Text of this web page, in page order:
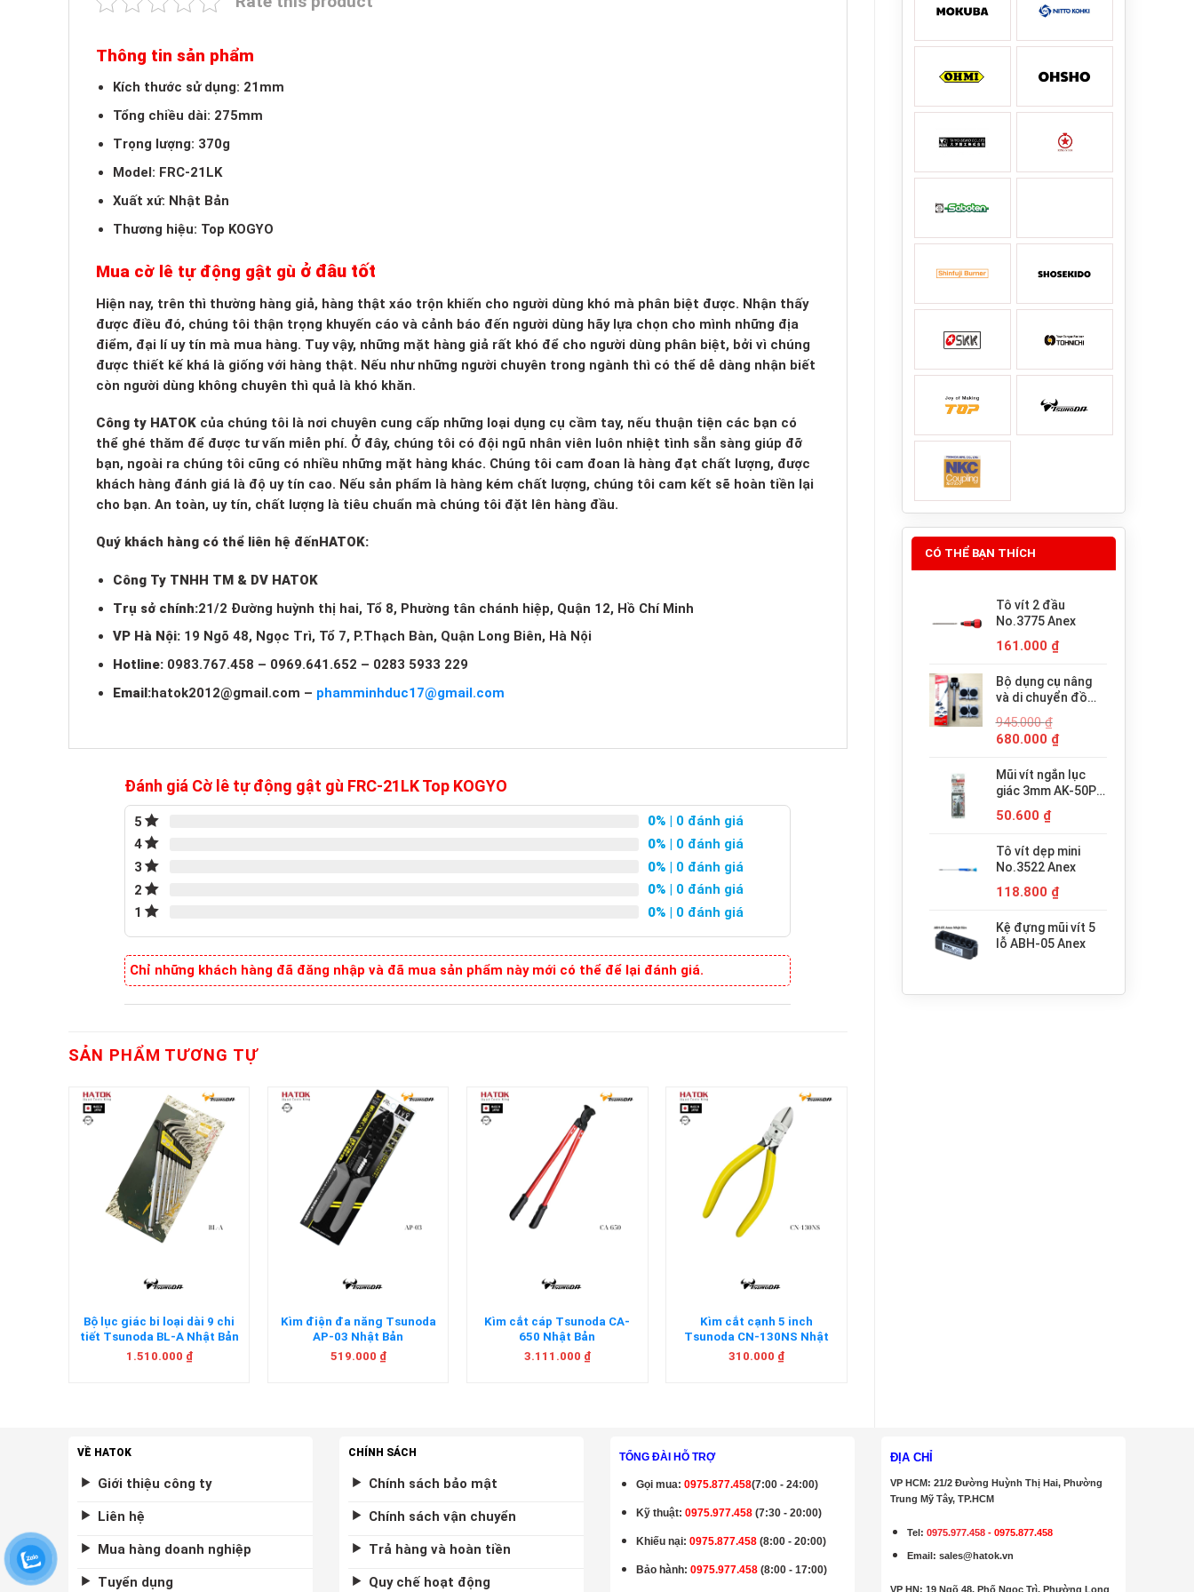
CÓ THỂ BẠN THÍCH
Tô vít 2 đầu
No.3775 Anex
161.000 ₫
Bộ dụng cụ nâng
và di chuyển đồ
minh PICUS LP-
200N
945.000₫
Giá
là:
945.000 ₫.
680.000 ₫Giá
tại
là:
Mũi vít ngắn lục
giác 3mm AK-50P-
50.600 ₫
Tô vít dẹp mini
No.3522 Anex
118.800 ₫
Kệ đựng mũi vít 5
lỗ ABH-05 Anex
Thông tin sản phẩm
Kích thước sử dụng: 21mm
Tổng chiều dài: 275mm
Trọng lượng: 370g
Model: FRC-21LK
Xuất xứ: Nhật Bản
Thương hiệu: Top KOGYO
Mua cờ lê tự động gật gù ở đâu tốt
Hiện nay, trên thì thường hàng giả, hàng thật xáo trộn khiến cho người dùng khó mà phân biệt được. Nhận thấy
được điều đó, chúng tôi thận trọng khuyến cáo và cảnh báo đến người dùng hãy lựa chọn cho mình những địa
điểm, đại lí uy tín mà mua hàng. Tuy vậy, những mặt hàng giả rất khó để cho người dùng phân biệt, bởi vì chúng
được thiết kế khá là giống với hàng thật. Nếu như những người chuyên trong ngành thì có thể dễ dàng nhận biết
còn người dùng không chuyên thì quả là khó khăn.
Công ty HATOK của chúng tôi là nơi chuyên cung cấp những loại dụng cụ cầm tay, nếu thuận tiện các bạn có
thể ghé thăm để được tư vấn miễn phí. Ở đây, chúng tôi có đội ngũ nhân viên luôn nhiệt tình sẵn sàng giúp đỡ
bạn, ngoài ra chúng tôi cũng có nhiều những mặt hàng khác. Chúng tôi cam đoan là hàng đạt chất lượng, được
khách hàng đánh giá là độ uy tín cao. Nếu sản phẩm là hàng kém chất lượng, chúng tôi cam kết sẽ hoàn tiền lại
cho bạn. An toàn, uy tín, chất lượng là tiêu chuẩn mà chúng tôi đặt lên hàng đầu.
Quý khách hàng có thể liên hệ đếnHATOK:
Công Ty TNHH TM & DV HATOK
Trụ sở chính:21/2 Đường huỳnh thị hai, Tổ 8, Phường tân chánh hiệp, Quận 12, Hồ Chí Minh
VP Hà Nội: 19 Ngõ 48, Ngọc Trì, Tổ 7, P.Thạch Bàn, Quận Long Biên, Hà Nội
Hotline: 0983.767.458 – 0969.641.652 – 0283 5933 229
Email:hatok2012@gmail.com – phamminhduc17@gmail.com
Đánh giá Cờ lê tự động gật gù FRC-21LK Top KOGYO
5 0% | 0 đánh giá
4
0% | 0 đánh giá
3
0% | 0 đánh giá
2
0% | 0 đánh giá
1
0% | 0 đánh giá
Chỉ những khách hàng đã đăng nhập và đã mua sản phẩm này mới có thể để lại đánh giá.
SẢN PHẨM TƯƠNG TỰ
Bộ lục giác bi loại dài 9 chi
tiết Tsunoda BL-A Nhật Bản
1.510.000 ₫
Kìm điện đa năng Tsunoda
AP-03 Nhật Bản
519.000 ₫
Kìm cắt cáp Tsunoda CA-
650 Nhật Bản
3.111.000 ₫
Kìm cắt cạnh 5 inch
Tsunoda CN-130NS Nhật
Bản
310.000 ₫
VỀ HATOK
Giới thiệu công ty
Liên hệ
Mua hàng doanh nghiệp
Tuyển dụng
CHÍNH SÁCH
Chính sách bảo mật
Chính sách vận chuyển
Trả hàng và hoàn tiền
Quy chế hoạt động
TỔNG ĐÀI HỖ TRỢ
Gọi mua:0975.877.458(7:00 - 24:00)
Kỹ thuật:0975.977.458 (7:30 - 20:00)
Khiếu nại: 0975.877.458 (8:00 - 20:00)
Bảo hành:0975.977.458 (8:00 - 17:00)
ĐỊA CHỈ
VP HCM: 21/2 Đường Huỳnh Thị Hai, Phường
Trung Mỹ Tây, TP.HCM
Tel:0975.977.458 -0975.877.458
Email :sales@hatok.vn
VP HN: 19 Ngõ 48, Phố Ngọc Trì, Phường Long